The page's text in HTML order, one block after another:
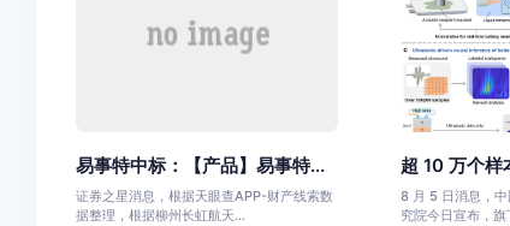
易事特中标：【产品】易事特...
证券之星消息，根据天眼查APP-财产线索数
据整理，根据柳州长虹航天...
超 10 万个样
8 月 5 日消息，
究院今日宣布，